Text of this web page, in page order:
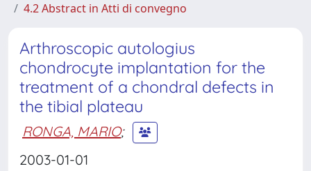
4.2 Abstract in Atti di convegno
Arthroscopic autologius
chondrocyte implantation for the
treatment of a chondral defects in
the tibial plateau
RONGA, MARIO;
2003-01-01